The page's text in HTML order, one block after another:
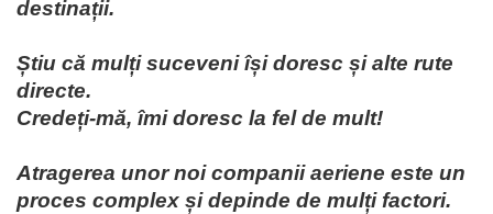
destinații.
Știu că mulți suceveni își doresc și alte rute
directe.
Credeți-mă, îmi doresc la fel de mult!
Atragerea unor noi companii aeriene este un
proces complex și depinde de mulți factori.